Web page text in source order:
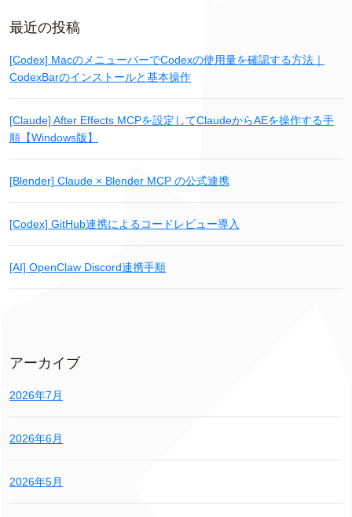
最近の投稿
[Codex] MacのメニューバーでCodexの使用量を確認する方法｜
CodexBarのインストールと基本操作
[Claude] After Effects MCPを設定してClaudeからAEを操作する手
順【Windows版】
[Blender] Claude × Blender MCP の公式連携
[Codex] GitHub連携によるコードレビュー導入
[AI] OpenClaw Discord連携手順
アーカイブ
2026年7月
2026年6月
2026年5月